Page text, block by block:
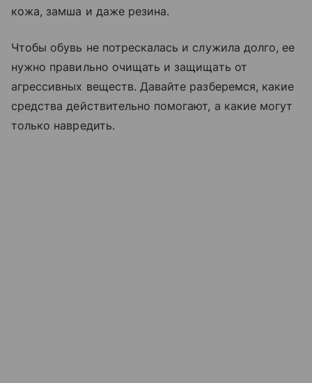
кожа, замша и даже резина.
Чтобы обувь не потрескалась и служила долго, ее
нужно правильно очищать и защищать от
агрессивных веществ. Давайте разберемся, какие
средства действительно помогают, а какие могут
только навредить.